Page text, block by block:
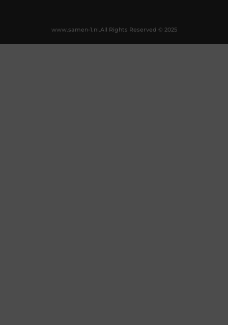
All Rights Reserved © 2025
www.samen-1.nl.